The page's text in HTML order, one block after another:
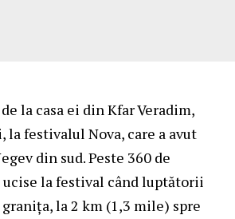
la casa ei din Kfar Veradim,
la festivalul Nova, care a avut
din sud. Peste 360 ​​de
ucise la festival când luptătorii
la 2 km (1,3 mile) spre